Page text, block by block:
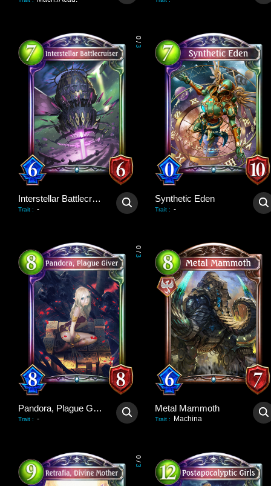
0
/
3
Interstellar Battlecruiser
Trait : -
Synthetic Eden
Trait : -
0
/
3
Pandora, Plague Giver
Trait : -
Metal Mammoth
Trait : Machina
0
/
3